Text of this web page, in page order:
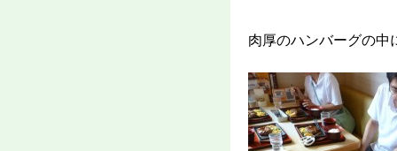
肉厚のハンバーグの中